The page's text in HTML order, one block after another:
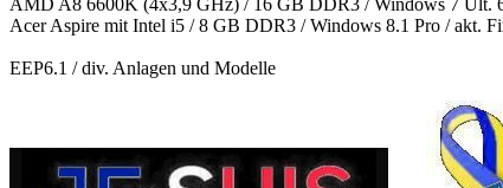
Acer Aspire mit Intel i5 / 8 GB DDR3 / Windows 8.1 Pro / akt.
EEP6.1 / div. Anlagen und Modelle